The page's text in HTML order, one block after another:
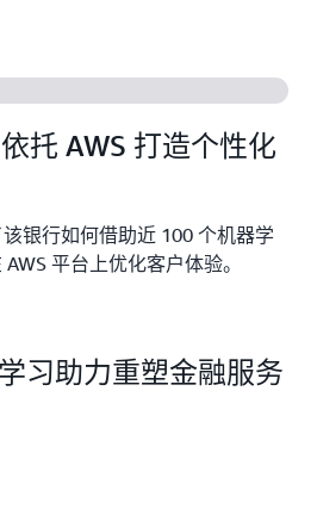
托 AWS 打造个性化
银行如何借助近 100 个机器学
平台上优化客户体验。
习助力重塑金融服务